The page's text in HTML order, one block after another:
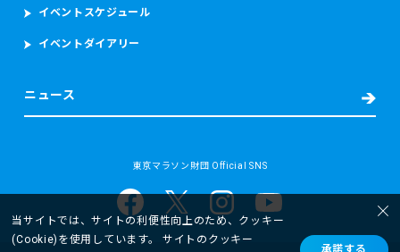
当サイトでは、サイトの利便性向上のため、クッキー
(Cookie)を使用しています。 サイトのクッキー
承諾する
発生場所、処置の内容（もしあれば）等の必要な情報を取得
また、病院へ搬送された場合には、当財団は、補償を含む事
及び改善のため、傷病名、症状経過、治療経過及び現在の処
方について当該病院から取得します。
成のために個人情報を取り扱います。
・東京マラソン等にご応募いただくため
・東京マラソン等を通じて寄付をしていただくため
イベントスケジュール
イベントダイアリー
ニュース
東京マラソン財団 Official SNS